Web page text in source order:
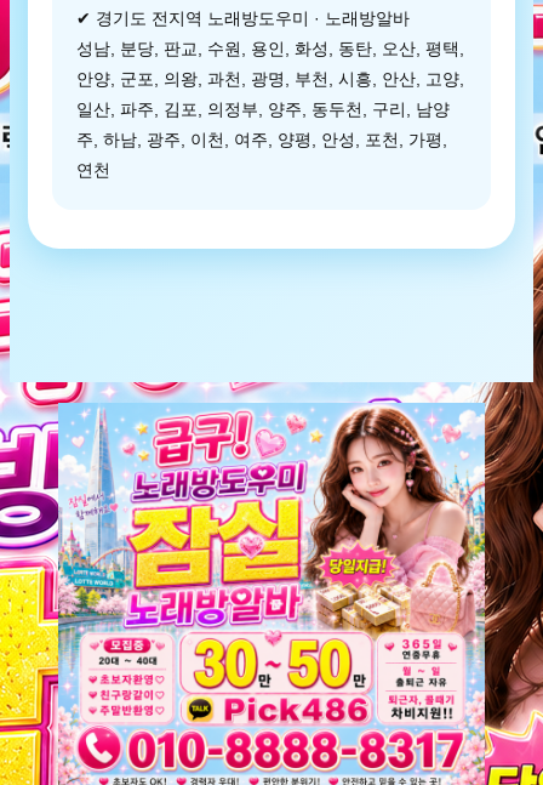
✔ 경기도 전지역 노래방도우미 · 노래방알바
성남, 분당, 판교, 수원, 용인, 화성, 동탄, 오산, 평택,
안양, 군포, 의왕, 과천, 광명, 부천, 시흥, 안산, 고양,
일산, 파주, 김포, 의정부, 양주, 동두천, 구리, 남양
주, 하남, 광주, 이천, 여주, 양평, 안성, 포천, 가평,
연천